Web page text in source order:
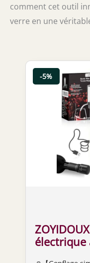
comment cet outil
verre en une
électrique
-5%